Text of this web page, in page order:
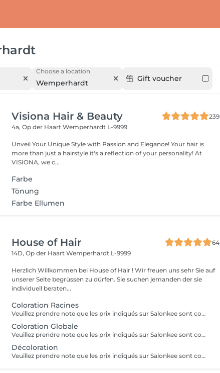
Choose a location
Wemperhardt Gift voucher
Visiona Hair & Beauty
239
4a, Op der HaartWemperhardt L-9999
Unveil Your Unique Style with Passion and Elegance! Your hair is
more than just a hairstyle it's a reflection of your personality! At
VISIONA, we c...
Farbe
Tönung
Farbe Ellumen
House of Hair
64
14D, Op der HaartWemperhardt L-9999
Herzlich Willkommen bei House of Hair ! Wir freuen uns sehr Sie auf
unserer Seite begrüssen zu dürfen. Sie suchen jemanden der sie
individuell beraten...
Coloration Racines
Veuillez prendre note que les prix indiqués sur Salonkee sont communiqués à titre informatif et s'entendent de base. Ces derniers sont susceptibles de varier selon le diagnostic réalisé à votre arrivée au salon et l'expertise du professionnel à qui vous confiez votre beauté. Dans tous les cas, un devis précis vous sera proposé et toutes réalisations de prestations seront effectuées avec votre accord. Un grand merci d'avance pour votre compréhension. Au plaisir de vous recevoir très vite.
Coloration Globale
Veuillez prendre note que les prix indiqués sur Salonkee sont communiqués à titre informatif et s'entendent de base. Ces derniers sont susceptibles de varier selon le diagnostic réalisé à votre arrivée au salon et l'expertise du professionnel à qui vous confiez votre beauté. Dans tous les cas, un devis précis vous sera proposé et toutes réalisations de prestations seront effectuées avec votre accord. Un grand merci d'avance pour votre compréhension. Au plaisir de vous recevoir très vite.
Décoloration
Veuillez prendre note que les prix indiqués sur Salonkee sont communiqués à titre informatif et s'entendent de base. Ces derniers sont susceptibles de varier selon le diagnostic réalisé à votre arrivée au salon et l'expertise du professionnel à qui vous confiez votre beauté. Dans tous les cas, un devis précis vous sera proposé et toutes réalisations de prestations seront effectuées avec votre accord. Un grand merci d'avance pour votre compréhension. Au plaisir de vous recevoir très vite.